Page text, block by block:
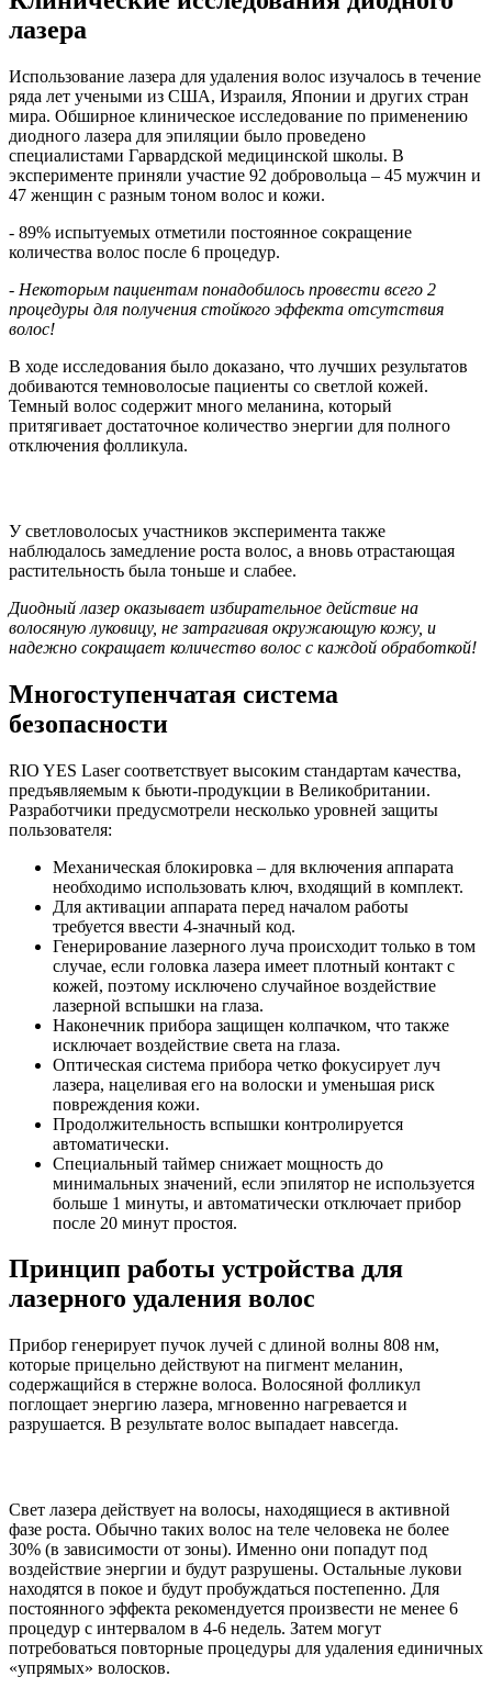
лазера
Использование лазера для удаления волос изучалось в течение
ряда лет учеными из США, Израиля, Японии и других стран
мира. Обширное клиническое исследование по применению
диодного лазера для эпиляции было проведено
специалистами Гарвардской медицинской школы. В
эксперименте приняли участие 92 добровольца – 45 мужчин и
47 женщин с разным тоном волос и кожи.
- 89% испытуемых отметили постоянное сокращение
количества волос после 6 процедур.
- Некоторым пациентам понадобилось провести всего 2
процедуры для получения стойкого эффекта отсутствия
волос!
В ходе исследования было доказано, что лучших результатов
добиваются темноволосые пациенты со светлой кожей.
Темный волос содержит много меланина, который
притягивает достаточное количество энергии для полного
отключения фолликула.
У светловолосых участников эксперимента также
наблюдалось замедление роста волос, а вновь отрастающая
растительность была тоньше и слабее.
Диодный лазер оказывает избирательное действие на
волосяную луковицу, не затрагивая окружающую кожу, и
надежно сокращает количество волос с каждой обработкой!
Многоступенчатая система
безопасности
RIO YES Laser соответствует высоким стандартам качества,
предъявляемым к бьюти-продукции в Великобритании.
Разработчики предусмотрели несколько уровней защиты
пользователя:
Механическая блокировка – для включения аппарата
необходимо использовать ключ, входящий в комплект.
Для активации аппарата перед началом работы
требуется ввести 4-значный код.
Генерирование лазерного луча происходит только в том
случае, если головка лазера имеет плотный контакт с
кожей, поэтому исключено случайное воздействие
лазерной вспышки на глаза.
Наконечник прибора защищен колпачком, что также
исключает воздействие света на глаза.
Оптическая система прибора четко фокусирует луч
лазера, нацеливая его на волоски и уменьшая риск
повреждения кожи.
Продолжительность вспышки контролируется
автоматически.
Специальный таймер снижает мощность до
минимальных значений, если эпилятор не используется
больше 1 минуты, и автоматически отключает прибор
после 20 минут простоя.
Принцип работы устройства для
лазерного удаления волос
Прибор генерирует пучок лучей с длиной волны 808 нм,
которые прицельно действуют на пигмент меланин,
содержащийся в стержне волоса. Волосяной фолликул
поглощает энергию лазера, мгновенно нагревается и
разрушается. В результате волос выпадает навсегда.
Свет лазера действует на волосы, находящиеся в активной
фазе роста. Обычно таких волос на теле человека не более
30% (в зависимости от зоны). Именно они попадут под
воздействие энергии и будут разрушены. Остальные лукови
находятся в покое и будут пробуждаться постепенно. Для
постоянного эффекта рекомендуется произвести не менее 6
процедур с интервалом в 4-6 недель. Затем могут
потребоваться повторные процедуры для удаления единичных
«упрямых» волосков.